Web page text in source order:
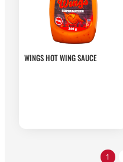
WINGS HOT WING SAUCE
1